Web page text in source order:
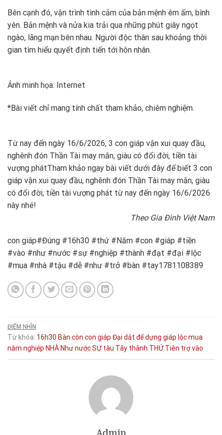
Bên cạnh đó, vận trình tình cảm của bản mệnh êm ấm, bình
yên. Bản mệnh và nửa kia trải qua những phút giây ngọt
ngào, lãng mạn bên nhau. Người độc thân sau khoảng thời
gian tìm hiểu quyết định tiến tới hôn nhân.
Ảnh minh họa: Internet
*Bài viết chỉ mang tính chất tham khảo, chiêm nghiệm.
Từ nay đến ngày 16/6/2026, 3 con giáp vận xui quay đầu,
nghênh đón Thần Tài may mắn, giàu có đổi đời, tiền tài
vượng phátTham khảo ngay bài viết dưới đây để biết 3 con
giáp vận xui quay đầu, nghênh đón Thần Tài may mắn, giàu
có đổi đời, tiền tài vượng phát từ nay đến ngày 16/6/2026
này nhé!
Theo Gia Đình Việt Nam
con giáp#Đúng #16h30 #thứ #Năm #con #giáp #tiền
#vào #như #nước #sự #nghiệp #thành #đạt #đại #lộc
#mua #nhà #tậu #dễ #như #trở #bàn #tay1781108389
ĐIỂM NHÌN
Từ khóa: 16h30 Bàn còn con giáp Đại dắt đểdựng giáp lộcmua
năm nghiệp NHÀNhưnướcSỰ tàu Tây thành THỨ Tiên trợvào